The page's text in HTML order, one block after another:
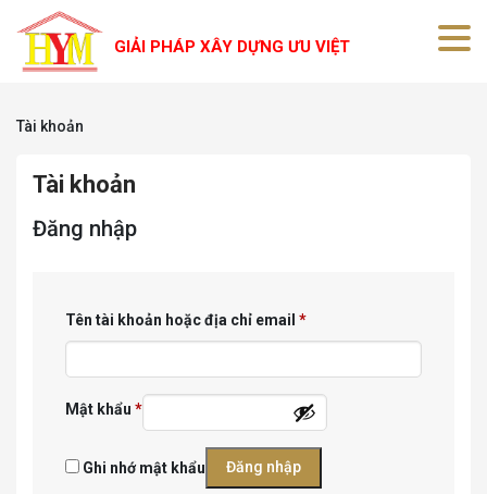
GIẢI PHÁP XÂY DỰNG ƯU VIỆT
Tài khoản
Tài khoản
Đăng nhập
Tên tài khoản hoặc địa chỉ email *
Mật khẩu *
Ghi nhớ mật khẩu Đăng nhập